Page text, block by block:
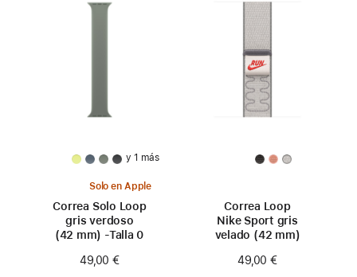
y 1 más
Solo en Apple
Correa Solo Loop
gris verdoso
(42 mm) -Talla 0
49,00 €
Correa Loop
Nike Sport gris
velado (42 mm)
49,00 €